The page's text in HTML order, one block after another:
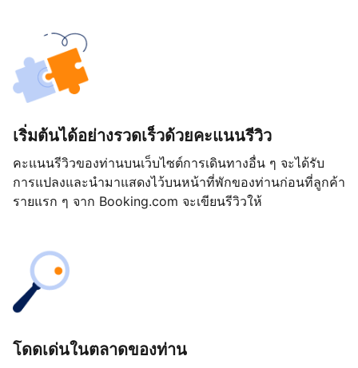
เริ่มต้นได้อย่างรวดเร็วด้วยคะแนนรีวิว
คะแนนรีวิวของท่านบนเว็บไซต์การเดินทางอื่น ๆ จะได้รับ
การแปลงและนำมาแสดงไว้บนหน้าที่พักของท่านก่อนที่ลูกค้า
รายแรก ๆ จาก Booking.com จะเขียนรีวิวให้
โดดเด่นในตลาดของท่าน